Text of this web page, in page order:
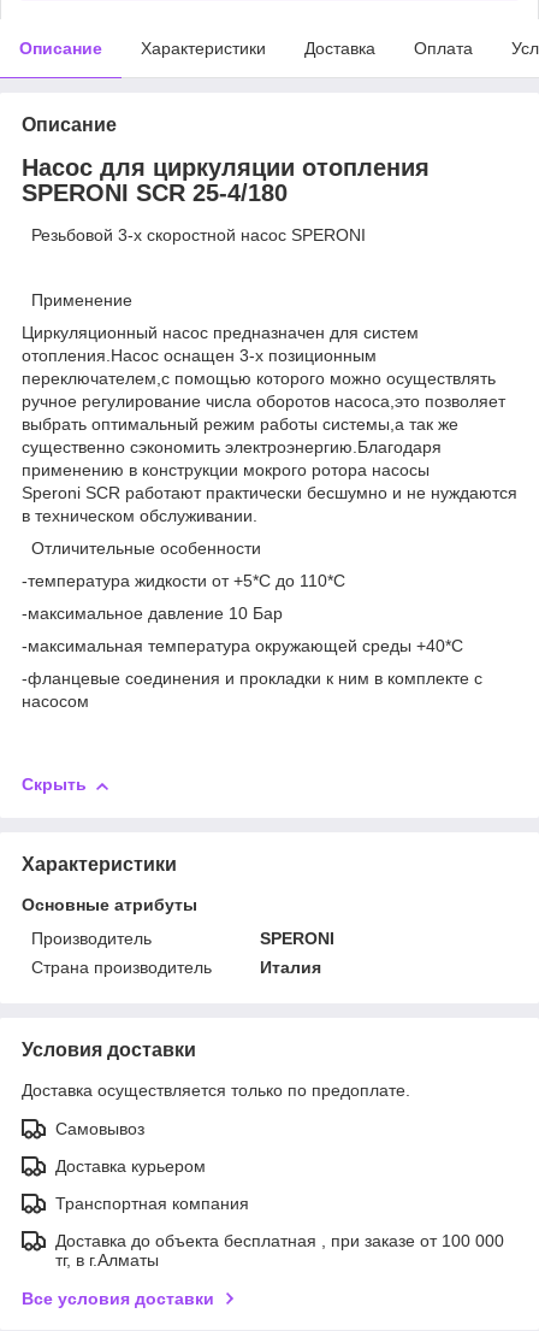
Описание Характеристики Доставка Оплата
Описание
Насос для циркуляции отопления
SPERONI SCR 25-4/180
Резьбовой 3-х скоростной насос SPERONI
Применение
Циркуляционный насос предназначен для систем
отопления.Насос оснащен 3-х позиционным
переключателем,с помощью которого можно осуществлять
ручное регулирование числа оборотов насоса,это позволяет
выбрать оптимальный режим работы системы,а так же
существенно сэкономить электроэнергию.Благодаря
применению в конструкции мокрого ротора насосы
Speroni SCR работают практически бесшумно и не нуждаются
в техническом обслуживании.
Отличительные особенности
-температура жидкости от +5*С до 110*С
-максимальное давление 10 Бар
-максимальная температура окружающей среды +40*С
-фланцевые соединения и прокладки к ним в комплекте с
насосом
Скрыть
Характеристики
Основные атрибуты
Производитель
SPERONI
Страна производитель
Италия
Условия доставки
Доставка осуществляется только по предоплате.
Самовывоз
Доставка курьером
Транспортная компания
Доставка до объекта бесплатная , при заказе от 100 000
тг, в г.Алматы
Все условия доставки